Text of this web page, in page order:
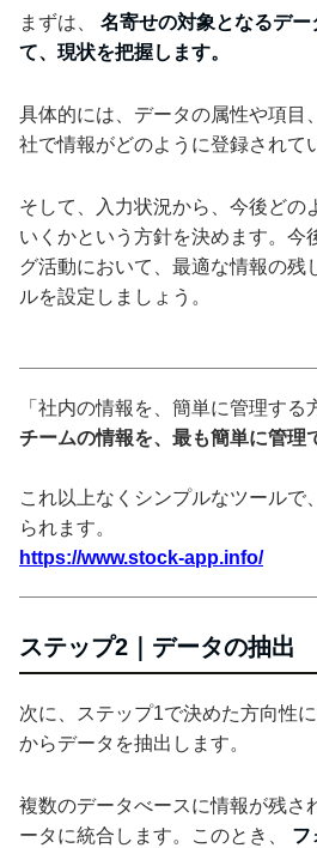
まずは、 名寄せの対象となるデー
て、現状を把握します。
具体的には、データの属性や項目
社で情報がどのように登録されて
そして、入力状況から、今後どの
いくかという方針を決めます。今
グ活動において、最適な情報の残
ルを設定しましょう。
「社内の情報を、簡単に管理する
チームの情報を、最も簡単に管理
これ以上なくシンプルなツールで
られます。
https://www.stock-app.info/
ステップ2｜データの抽出
次に、ステップ1で決めた方向性
からデータを抽出します。
複数のデータべースに情報が残さ
ータに統合します。このとき、 フ